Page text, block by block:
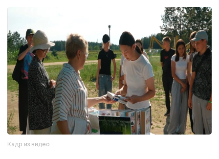
Кадр из видео